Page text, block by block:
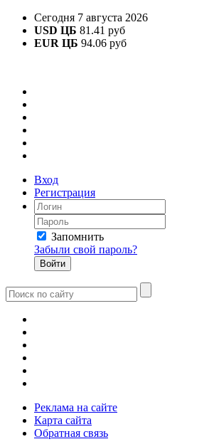
Сегодня 7 августа 2026
USD ЦБ 81.41 руб
EUR ЦБ 94.06 руб
Вход
Регистрация
Запомнить
Забыли свой пароль?
Реклама на сайте
Карта сайта
Обратная связь